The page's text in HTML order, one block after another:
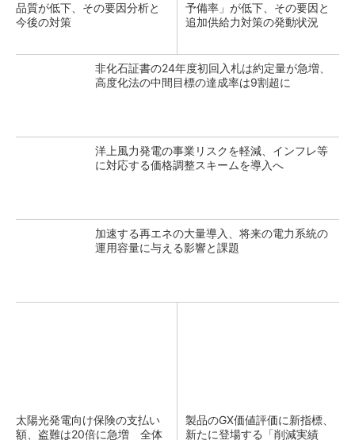
品質が低下、その要因分析と
今後の対策
予備率」が低下、その要因と
追加供給力対策の発動状況
非化石証書の24年度初回入札は約定量が急増、
高度化法の中間目標の達成率は9割超に
洋上風力発電の事業リスクを軽減、インフレ等
に対応する価格調整スキームを導入へ
加速する再エネの大量導入、将来の電力系統の
運用容量に与える影響と課題
太陽光発電向け保険の支払い
額、盗難は20倍に急増 全体
製品のGX価値評価に新指標、
新たに登場する「削減実績